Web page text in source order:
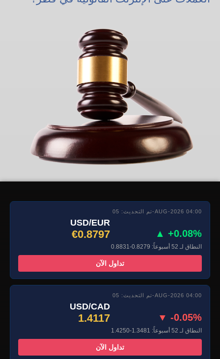
تم التحديث: 05-AUG-2026 04:00
USD/EUR
€0.8797 ▲ +0.08%
النطاق لـ 52 أسبوعاً: 0.8279-0.8831
تداول الآن
تم التحديث: 05-AUG-2026 04:00
USD/CAD
1.4117 ▼ -0.05%
النطاق لـ 52 أسبوعاً: 1.3481-1.4250
تداول الآن